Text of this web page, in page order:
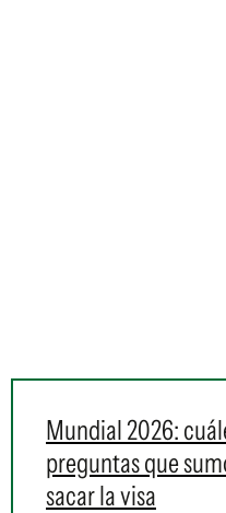
Mundial 2026:
preguntas que
sacar la visa